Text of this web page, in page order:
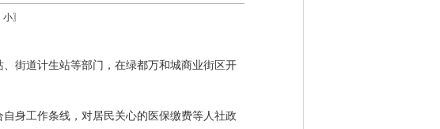
小〗
街道计生站等部门，在绿都万和城商业街区开
身工作条线，对居民关心的医保缴费等人社政